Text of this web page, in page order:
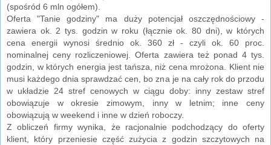
(spośród 6 mln ogółem).
Oferta "Tanie godziny" ma duży potencjał oszczędnościowy -
zawiera ok. 2 tys. godzin w roku (łącznie ok. 80 dni), w których
cena energii wynosi średnio ok. 360 zł - czyli ok. 60 proc.
nominalnej ceny rozliczeniowej. Oferta zawiera też ponad 4 tys.
godzin, w których energia jest tańsza, niż cena mrożona. Klient nie
musi każdego dnia sprawdzać cen, bo zna je na cały rok do przodu
w układzie 24 stref cenowych w ciągu doby: inny zestaw stref
obowiązuje w okresie zimowym, inny w letnim; inne ceny
obowiązują w weekend i inne w dzień roboczy.
Z obliczeń firmy wynika, że racjonalnie podchodzący do oferty
klient, który przeniesie część zużycia z godzin szczytowych na